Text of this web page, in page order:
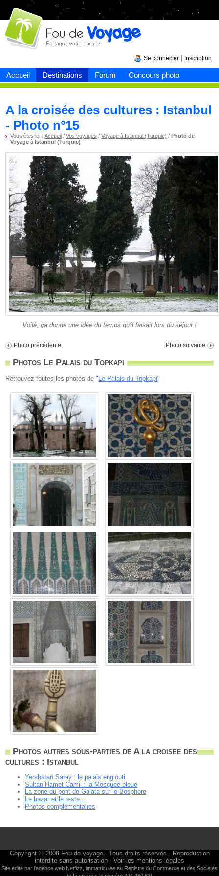
Accueil Destinations Forum Concours photo
Fou devoyage
Se connecter Inscription
A la croisée des cultures : Istanbul
- Photo n°15
Vous êtes ici :Accueil /Vos voyages /Voyage à Istanbul (Turquie) /Photo de
Voyage à Istanbul (Turquie)
Voilà, ça donne une idée du temps qu'il faisait lors du séjour !
Photo précédente Photo suivante
Photos Le Palais du Topkapi
Retrouvez toutes les photos de " Le Palais du Topkapi"
Photos autres sous-parties de A la croisée des
cultures : Istanbul
Yerabatan Saray : le palais englouti
Sultan Hamet Camii : la Mosquée bleue
La zone du pont de Galata sur le Bosphore
Le bazar et le reste...
Photos complémentaires
Copyright © 2009 Fou de voyage- Tous droits réservés - Reproduction
interdite sans autorisation - Voir les mentions légales
Site édité par l'agence web Netfizz , immatriculée au Registre du Commerce et des Sociétés